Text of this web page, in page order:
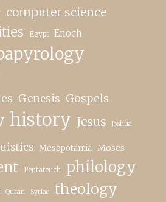
computer science
Egypt Enoch
Genesis Gospels
history Jesus Joshua
Mesopotamia Moses
Pentateuch philology
Quran Syriac theology